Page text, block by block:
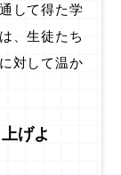
して得た学
、生徒たち
対して温か
げよ